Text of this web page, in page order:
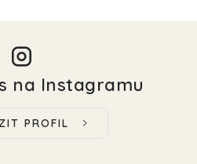
na Instagramu
PROFIL